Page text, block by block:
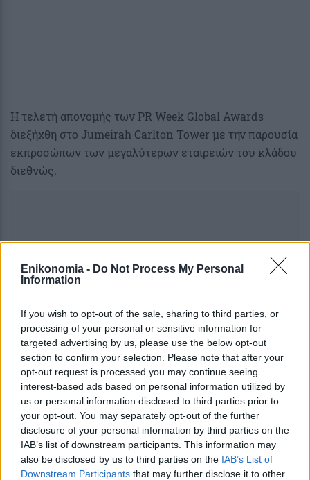
Enikonomia - Do Not Process My Personal
Information
If you wish to opt-out of the sale, sharing to third parties, or
processing of your personal or sensitive information for
targeted advertising by us, please use the below opt-out
section to confirm your selection. Please note that after your
opt-out request is processed you may continue seeing
interest-based ads based on personal information utilized by
us or personal information disclosed to third parties prior to
your opt-out. You may separately opt-out of the further
disclosure of your personal information by third parties on the
IAB’s list of downstream participants. This information may
also be disclosed by us to third parties on the IAB’s List of
Downstream Participants that may further disclose it to other
Η τελετή απονομής των PR Week Global Awards
διεξήχθη στο Jumeirah Carlton Tower με την παρουσία
εκπροσώπων των μεγαλύτερων εταιρειών του κλάδου
διεθνώς.
#ΕΥΔΑΠ #ΛΟΝΔΙΝΟ